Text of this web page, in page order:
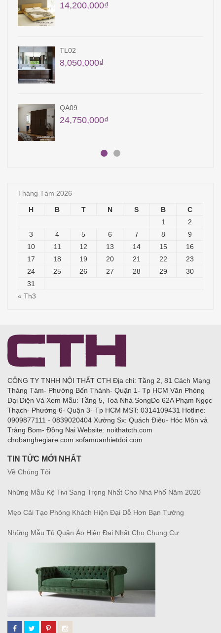
16,000,000
QA21
18,000,000
GN03
12,900,000
Tháng Tám 2026
H B T N S B
C
1
2
3
4 5 6 7 8
9
10
11 12 13 14 15
16
17
18 19 20 21 22
23
24
25 26 27 28 29
30
31
« Th3
CÔNG TY TNHH NỘI THẤT CTH Địa chỉ: Tầng 2, 81 Cách Mạng
Tháng Tám- Phường Bến Thành- Quận 1- Tp HCM Văn Phòng
Đại Diện Và Xem Mẫu: Tầng 5, Toà Nhà SongDo 62A Phạm Ngọc
Thạch- Phường 6- Quận 3- Tp HCM MST: 0314109431 Hotline:
0909877111 - 0839020404 Xưởng Sx: Quách Điêu- Hóc Môn và
Trảng Bom- Đồng Nai Website: noithatcth.com
chobanghegiare.com sofamuanhietdoi.com
TIN TỨC MỚI NHẤT
Về Chúng Tôi
Những Mẫu Kệ Tivi Sang Trọng Nhất Cho Nhà Phố Năm 2020
Mẹo Cải Tạo Phòng Khách Hiện Đại Dễ Hơn Bạn Tưởng
Những Mẫu Tủ Quần Áo Hiện Đại Nhất Cho Chung Cư